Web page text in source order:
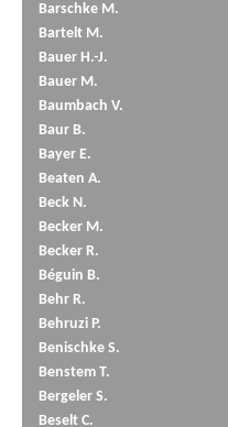
Barschke M.
Bartelt M.
Bauer H.-J.
Bauer M.
Baumbach V.
Baur B.
Bayer E.
Beaten A.
Beck N.
Becker M.
Becker R.
Béguin B.
Behr R.
Behruzi P.
Benischke S.
Benstem T.
Bergeler S.
Beselt C.